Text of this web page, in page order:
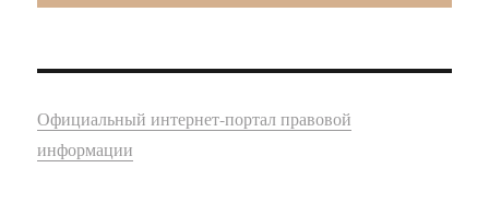
Официальный интернет-портал правовой
информации